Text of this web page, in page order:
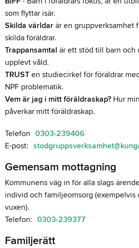
som flyttar isär.
Skilda världar är en gruppverksamhet
skilda föräldrar.
Trappansamtal är ett stöd till barn och
upplevt våld.
TRUST en studiecirkel för föräldrar
NPF problematik.
Vem är jag i mitt föräldraskap? Hur
påverkar mitt föräldraskap.
Telefon 0303-239406
E-post:
Gemensam mottagning
Kommunens väg in för alla slags
individ och familjeomsorg (exempelvis
vuxen).
Telefon: 0303-239377
Familjerätt